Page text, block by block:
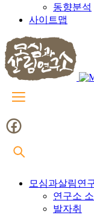
동향분석
사이트맵
모심과살림연
연구소
발자취